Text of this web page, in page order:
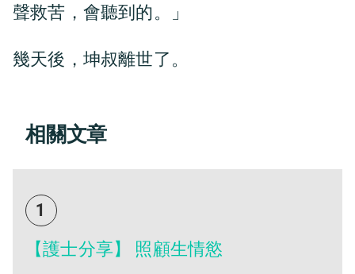
聲救苦，會聽到的。」
幾天後，坤叔離世了。
相關文章
1
【護士分享】 照顧生情慾